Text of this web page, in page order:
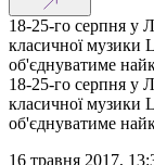
18-25-го серпня у
класичної
об'єднуватиме
18-25-го серпня у
класичної
об'єднуватиме
16 травня 2017,